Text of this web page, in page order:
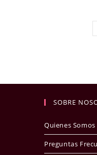
SOBRE
Quienes Somos
Preguntas